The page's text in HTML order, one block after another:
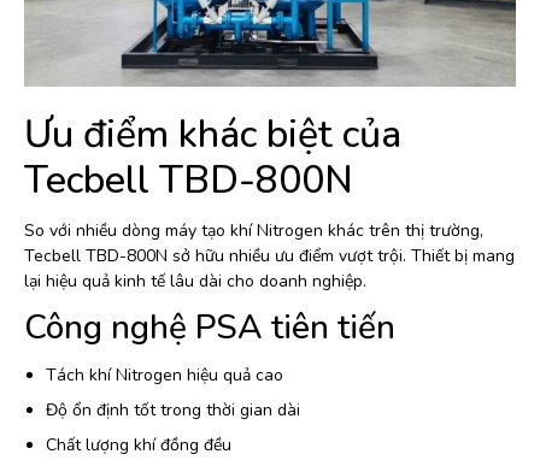
Ưu điểm khác biệt của
Tecbell TBD-800N
So với nhiều dòng máy tạo khí Nitrogen khác trên thị trường,
Tecbell TBD-800N sở hữu nhiều ưu điểm vượt trội. Thiết bị mang
lại hiệu quả kinh tế lâu dài cho doanh nghiệp.
Công nghệ PSA tiên tiến
Tách khí Nitrogen hiệu quả cao
Độ ổn định tốt trong thời gian dài
Chất lượng khí đồng đều